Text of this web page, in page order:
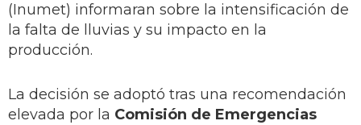
(Inumet) informaran sobre la intensificación de
la falta de lluvias y su impacto en la
producción.
La decisión se adoptó tras una recomendación
elevada por la Comisión de Emergencias